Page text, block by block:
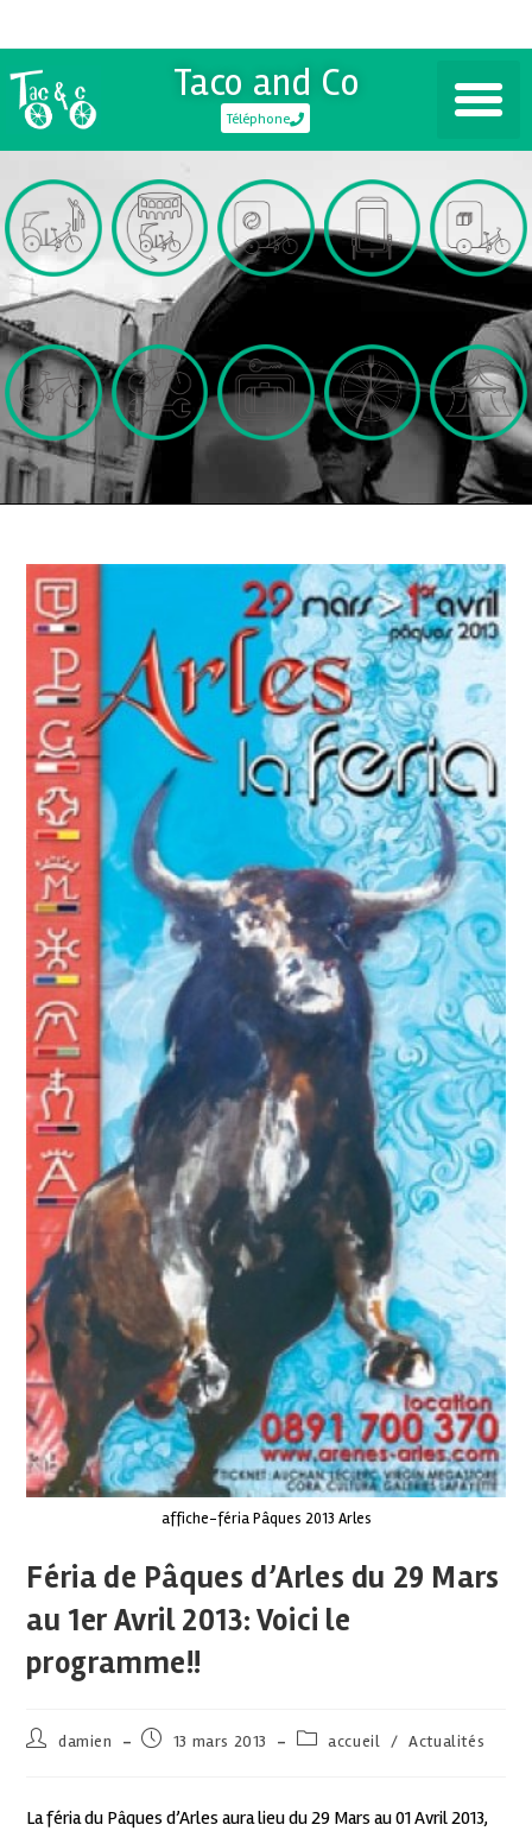
Taco and Co
Téléphone
affiche-féria Pâques 2013 Arles
Féria de Pâques d’Arles du 29 Mars
au 1er Avril 2013: Voici le
programme!!
damien 13 mars 2013 accueil / Actualités
La féria du Pâques d’Arles aura lieu du 29 Mars au 01 Avril 2013,